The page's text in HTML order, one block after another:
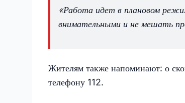
«Работа идет в плановом
внимательными и не мешать
Жителям также напоминают: о
телефону 112.